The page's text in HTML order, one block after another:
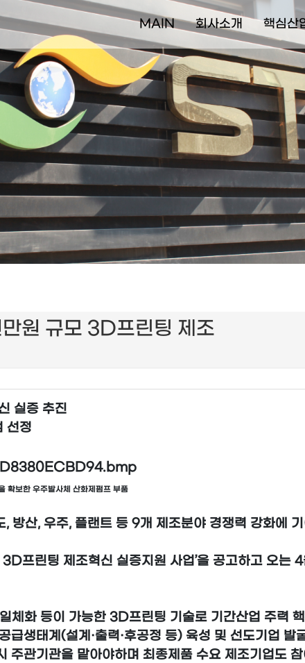
MAIN 회사소개 핵심산
원 규모 3D프린팅 제조
실증 추진
선정
확보한 우주발사체 산화제펌프 부품
, 방산, 우주, 플랜트 등 9개 제조분야 경쟁력 강화에
프린팅 제조혁신 실증지원 사업’을 공고하고 오는
체화 등이 가능한 3D프린팅 기술로 기간산업 주력
생태계(설계·출력·후공정 등) 육성 및 선도기업 발
주관기관을 맡아야하며 최종제품 수요 제조기업도